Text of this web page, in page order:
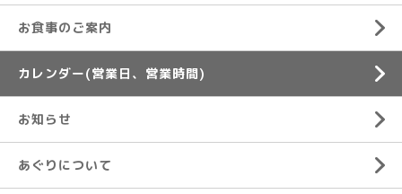
お食事のご案内
カレンダー(営業日、営業時間)
お知らせ
あぐりについて